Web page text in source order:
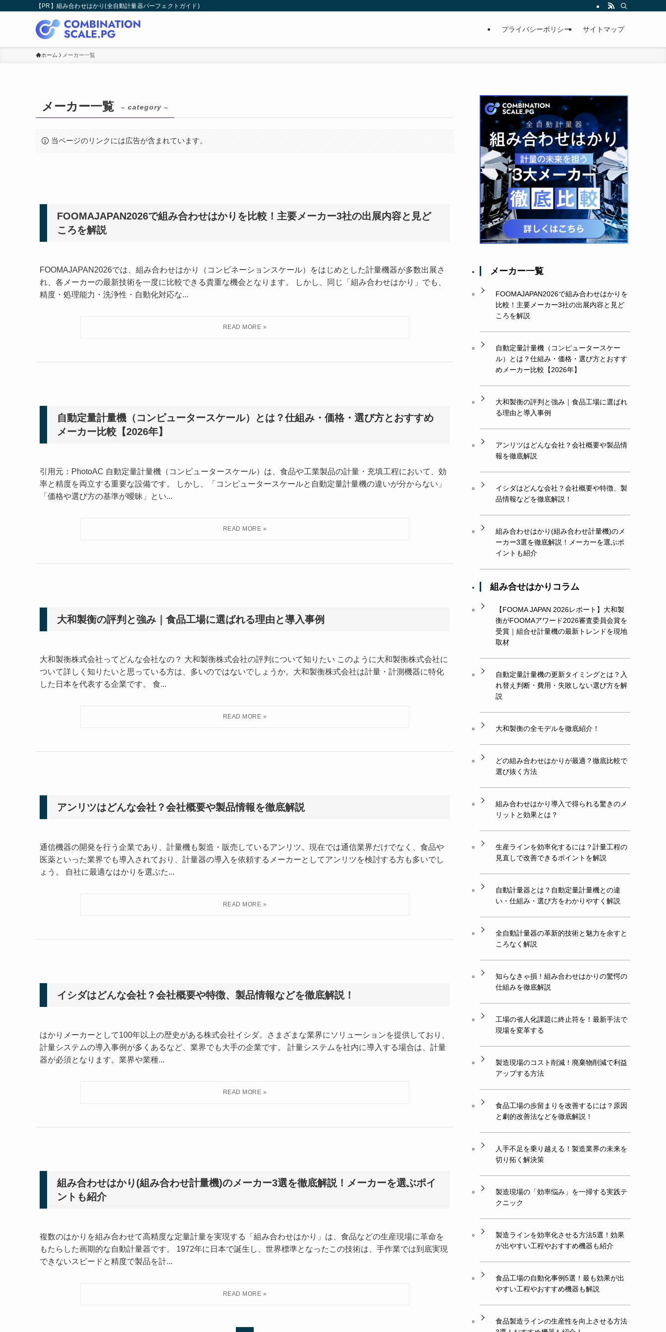
【PR】組み合わせはかり(全自動計量器パーフェクトガイド)
プライバシーポリシー サイトマップ
ホーム メーカー一覧
メーカー一覧 – category –
当ページのリンクには広告が含まれています。
FOOMAJAPAN2026で組み合わせはかりを比較！主要メーカー3社の出展内容と見ど
ころを解説
FOOMAJAPAN2026では、組み合わせはかり（コンビネーションスケール）をはじめとした計量機器が多数出展さ
れ、各メーカーの最新技術を一度に比較できる貴重な機会となります。 しかし、同じ「組み合わせはかり」でも、
精度・処理能力・洗浄性・自動化対応な...
自動定量計量機（コンピュータースケール）とは？仕組み・価格・選び方とおすすめ
メーカー比較【2026年】
引用元：PhotoAC 自動定量計量機（コンピュータースケール）は、食品や工業製品の計量・充填工程において、効
率と精度を両立する重要な設備です。 しかし、「コンピュータースケールと自動定量計量機の違いが分からない」
「価格や選び方の基準が曖昧」とい...
大和製衡の評判と強み｜食品工場に選ばれる理由と導入事例
大和製衡株式会社ってどんな会社なの？ 大和製衡株式会社の評判について知りたい このように大和製衡株式会社に
ついて詳しく知りたいと思っている方は、多いのではないでしょうか。大和製衡株式会社は計量・計測機器に特化
した日本を代表する企業です。 食...
アンリツはどんな会社？会社概要や製品情報を徹底解説
通信機器の開発を行う企業であり、計量機も製造・販売しているアンリツ。現在では通信業界だけでなく、食品や
医薬といった業界でも導入されており、計量器の導入を依頼するメーカーとしてアンリツを検討する方も多いでし
ょう。 自社に最適なはかりを選ぶた...
イシダはどんな会社？会社概要や特徴、製品情報などを徹底解説！
はかりメーカーとして100年以上の歴史がある株式会社イシダ。さまざまな業界にソリューションを提供しており、
計量システムの導入事例が多くあるなど、業界でも大手の企業です。 計量システムを社内に導入する場合は、計量
器が必須となります。業界や業種...
組み合わせはかり(組み合わせ計量機)のメーカー3選を徹底解説！メーカーを選ぶポイ
ントも紹介
複数のはかりを組み合わせて高精度な定量計量を実現する「組み合わせはかり」は、食品などの生産現場に革命を
もたらした画期的な自動計量器です。 1972年に日本で誕生し、世界標準となったこの技術は、手作業では到底実現
できないスピードと精度で製品を計...
メーカー一覧
FOOMAJAPAN2026で組み合わせはかりを
比較！主要メーカー3社の出展内容と見ど
ころを解説
自動定量計量機（コンピュータースケー
ル）とは？仕組み・価格・選び方とおすす
めメーカー比較【2026年】
大和製衡の評判と強み｜食品工場に選ばれ
る理由と導入事例
アンリツはどんな会社？会社概要や製品情
報を徹底解説
イシダはどんな会社？会社概要や特徴、製
品情報などを徹底解説！
組み合わせはかり(組み合わせ計量機)のメ
ーカー3選を徹底解説！メーカーを選ぶポ
イントも紹介
組み合せはかりコラム
【FOOMA JAPAN 2026レポート】大和製
衡がFOOMAアワード2026審査委員会賞を
受賞｜組合せ計量機の最新トレンドを現地
取材
自動定量計量機の更新タイミングとは？入
れ替え判断・費用・失敗しない選び方を解
説
大和製衡の全モデルを徹底紹介！
どの組み合わせはかりが最適？徹底比較で
選び抜く方法
組み合わせはかり導入で得られる驚きのメ
リットと効果とは？
生産ラインを効率化するには？計量工程の
見直しで改善できるポイントを解説
自動計量器とは？自動定量計量機との違
い・仕組み・選び方をわかりやすく解説
全自動計量器の革新的技術と魅力を余すと
ころなく解説
知らなきゃ損！組み合わせはかりの驚愕の
仕組みを徹底解説
工場の省人化課題に終止符を！最新手法で
現場を変革する
製造現場のコスト削減！廃棄物削減で利益
アップする方法
食品工場の歩留まりを改善するには？原因
と劇的改善法などを徹底解説！
人手不足を乗り越える！製造業界の未来を
切り拓く解決策
製造現場の「効率悩み」を一掃する実践テ
クニック
製造ラインを効率化させる方法5選！効果
が出やすい工程やおすすめ機器も紹介
食品工場の自動化事例5選！最も効果が出
やすい工程やおすすめ機器も解説
食品製造ラインの生産性を向上させる方法